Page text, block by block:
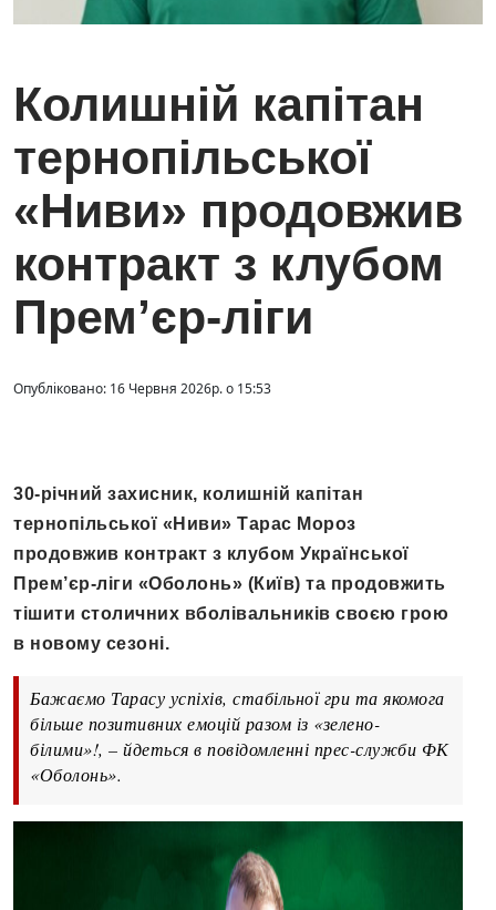
Колишній капітан
тернопільської
«Ниви» продовжив
контракт з клубом
Прем’єр-ліги
Опубліковано: 16 Червня 2026р. о 15:53
30-річний захисник, колишній капітан
тернопільської «Ниви» Тарас Мороз
продовжив контракт з клубом Української
Прем’єр-ліги «Оболонь» (Київ) та продовжить
тішити столичних вболівальників своєю грою
в новому сезоні.
Бажаємо Тарасу успіхів, стабільної гри та якомога
більше позитивних емоцій разом із «зелено-
білими»!, – йдеться в повідомленні прес-служби ФК
«Оболонь».